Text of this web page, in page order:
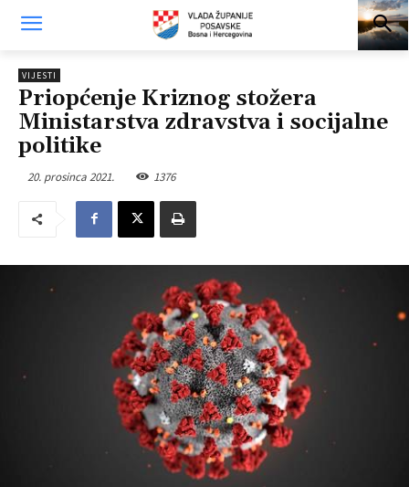
VIJESTI
Priopćenje Kriznog stožera
Ministarstva zdravstva i socijalne
politike
20. prosinca 2021. 1376